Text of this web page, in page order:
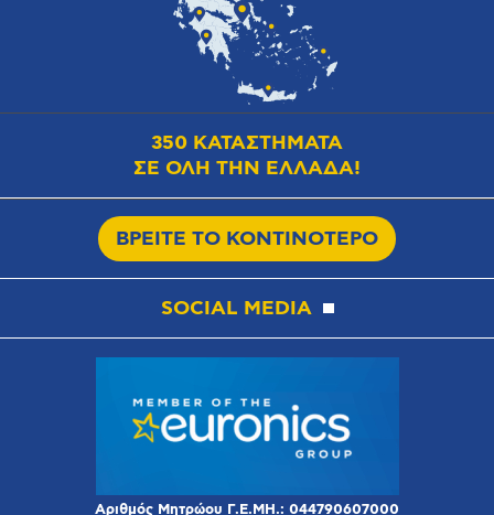
350 ΚΑΤΑΣΤΗΜΑΤΑ
ΣΕ ΟΛΗ ΤΗΝ ΕΛΛΑΔΑ!
ΒΡΕΙΤΕ ΤΟ ΚΟΝΤΙΝΟΤΕΡΟ
SOCIAL MEDIA